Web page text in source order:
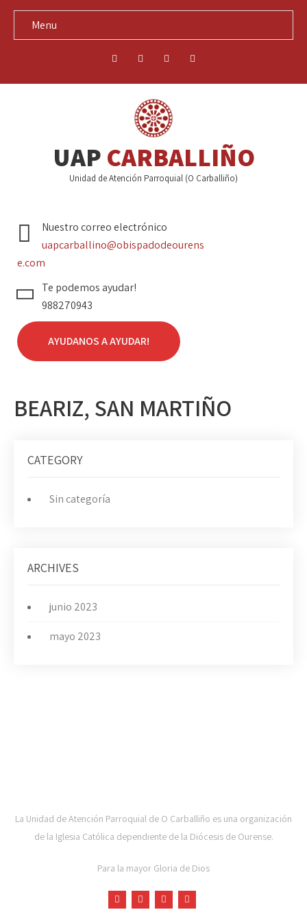
Menu
UAP CARBALLIÑO
Unidad de Atención Parroquial (O Carballiño)
Nuestro correo electrónico
uapcarballino@obispadodeourens
e.com
Te podemos ayudar!
988270943
AYUDANOS A AYUDAR!
BEARIZ, SAN MARTIÑO
CATEGORY
Sin categoría
ARCHIVES
junio 2023
mayo 2023
La Unidad de Atención Parroquial de O Carballiño es una organización
de la Iglesia Católica dependiente de la Diócesis de Ourense.
Para la mayor Gloria de Dios